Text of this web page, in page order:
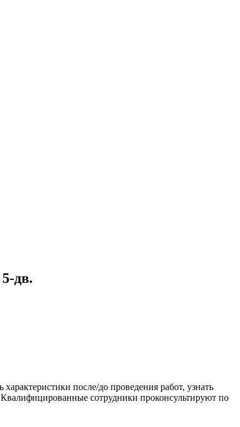
дв.
после/до проведения работ, узнать
сотрудники проконсультируют по